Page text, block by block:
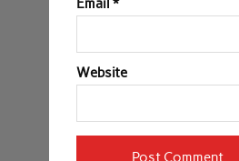
Email*
Website